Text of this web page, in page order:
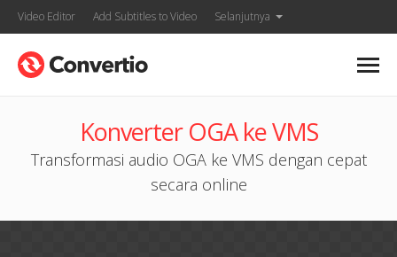
Video Editor Add Subtitles to Video Selanjutnya
Konverter OGA ke VMS
Transformasi audio OGA ke VMS dengan cepat
secara online